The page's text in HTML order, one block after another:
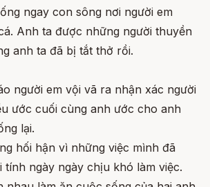
ngay con sông nơi người em
Anh ta được những người thuyền
anh ta đã bị tắt thở rồi.
người em vội vã ra nhận xác người
ước cuối cùng anh ước cho anh
lại.
hối hận vì những việc mình đã
tính ngày ngày chịu khó làm việc.